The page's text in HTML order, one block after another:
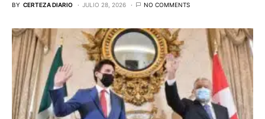
BY CERTEZA DIARIO JULIO 28, 2026 NO COMMENTS